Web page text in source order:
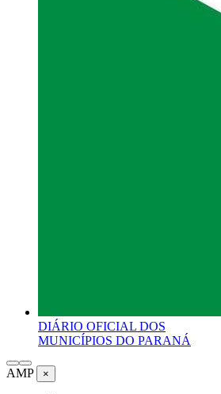
DIÁRIO OFICIAL DOS
MUNICÍPIOS DO PARANÁ
AMP ×